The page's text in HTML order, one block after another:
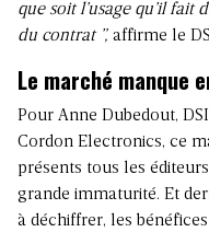
que soit l’usage qu’il fait
du contrat ”, affirme le
Le marché manque
Pour Anne Dubedout,
Cordon Electronics, ce
présents tous les
grande immaturité. Et
à déchiffrer, les